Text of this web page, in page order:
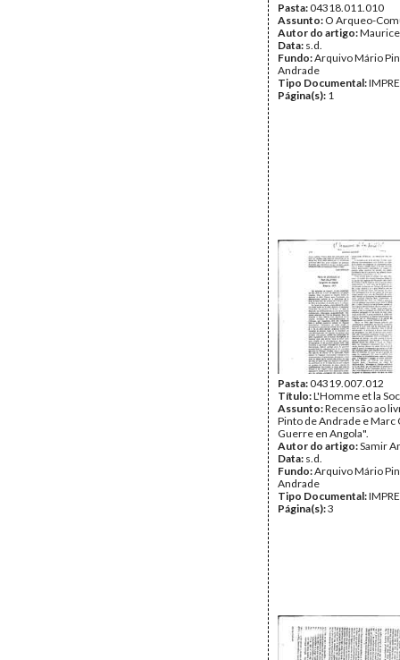
Pasta:04318.011.010
Assunto: O Arqueo-
Autor do artigo:
Data: s.d.
Fundo:Arquivo Mário
Andrade
Tipo Documental:
Página(s): 1
Pasta:04319.007.012
Título:L'Homme et la
Assunto:Recensão ao
Pinto de Andrade e Marc
Guerre en Angola".
Autor do artigo:Samir
Data: s.d.
Fundo:Arquivo Mário
Andrade
Tipo Documental:
Página(s):3